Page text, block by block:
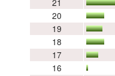
21
20
19
18
17
16